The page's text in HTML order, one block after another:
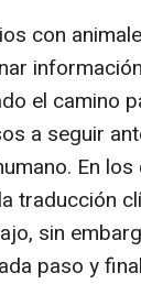
con
el camino
a seguir
En
traducción
sin
paso y